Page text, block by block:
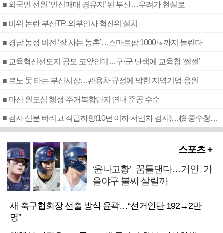
■ 외국인 선원 ‘인신매매 경유지’ 된 부산…우려가 현실로
■ 비위 논란 부산TP, 외부인사 혁신위 설치
■ 경남 농정 비전 ‘잘 사는 농촌’…스마트팜 1000㏊까지 늘린다
■ 교육혁신선도지 공모 코앞인데…구·군 난색에 교육청 ‘쩔쩔’
■ 르노 못 타는 부산시장…관용차 규정에 막힌 지역기업 응원
■ 마산 원도심 행정·주거복합단지 연내 준공 수순
■ 검사 신분 버리고 직급하향(10년 이하 저연차 검사)…檢 중수청행 기피
스포츠 +
‘윤나고황’ 꿈틀댄다…거인 가
을야구 불씨 살릴까
새 축구협회장 선출 방식 윤곽…“선거인단 192→2만
명”